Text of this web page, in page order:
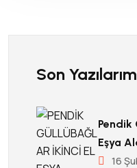
Son
Pendik
Eşya
16